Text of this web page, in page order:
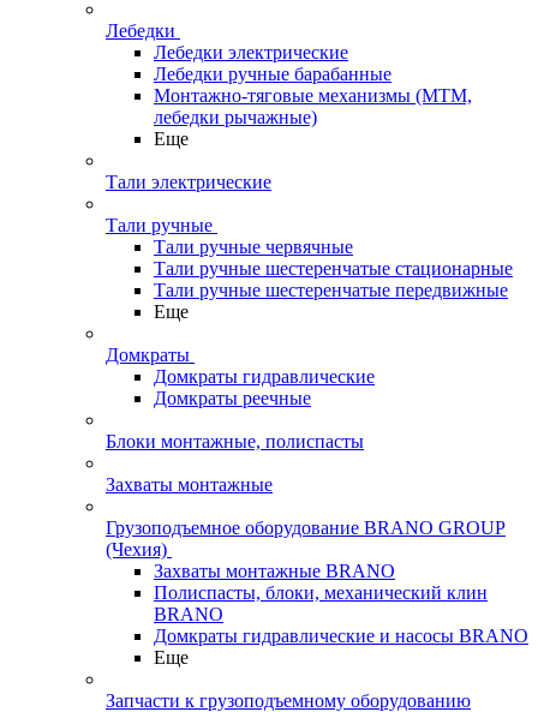
Лебедки
Лебедки электрические
Лебедки ручные барабанные
Монтажно-тяговые механизмы (МТМ,
лебедки рычажные)
Еще
Тали электрические
Тали ручные
Тали ручные червячные
Тали ручные шестеренчатые стационарные
Тали ручные шестеренчатые передвижные
Еще
Домкраты
Домкраты гидравлические
Домкраты реечные
Блоки монтажные, полиспасты
Захваты монтажные
Грузоподъемное оборудование BRANO GROUP
(Чехия)
Захваты монтажные BRANO
Полиспасты, блоки, механический клин
BRANO
Домкраты гидравлические и насосы BRANO
Еще
Запчасти к грузоподъемному оборудованию